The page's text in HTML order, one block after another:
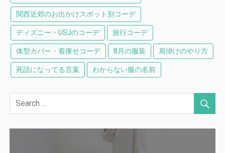
関西近郊のお出かけスポット別コーデ
ディズニー・USJのコーデ 旅行コーデ
体型カバー・着痩せコーデ 8月の服装 肩掛けのやり方
死語になってる言葉 わからない服の名前